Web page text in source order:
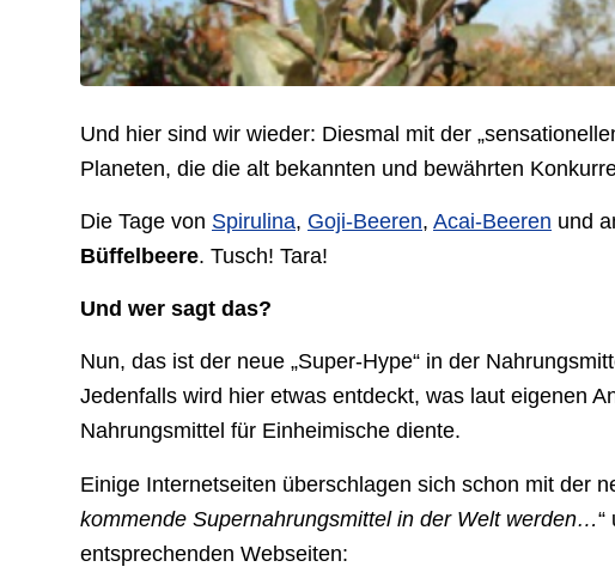
Und hier sind wir wieder: Diesmal mit der
Planeten, die die alt bekannten und bewährten
Die Tage von Spirulina, Goji-Beeren, Acai-Beeren und
Büffelbeere. Tusch! Tara!
Und wer sagt das?
Nun, das ist der neue „Super-Hype“ in der
Jedenfalls wird hier etwas entdeckt, was laut eigenen
Nahrungsmittel für Einheimische diente.
Einige Internetseiten überschlagen sich schon mit der
kommende Supernahrungsmittel in der Welt werden…“
entsprechenden Webseiten: